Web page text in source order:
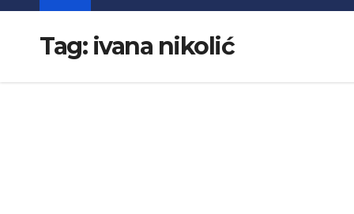
Tag: ivana nikolić